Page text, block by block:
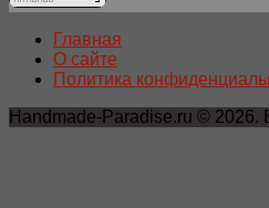
Главная
О сайте
Политика
Handmade-Paradise.ru ©